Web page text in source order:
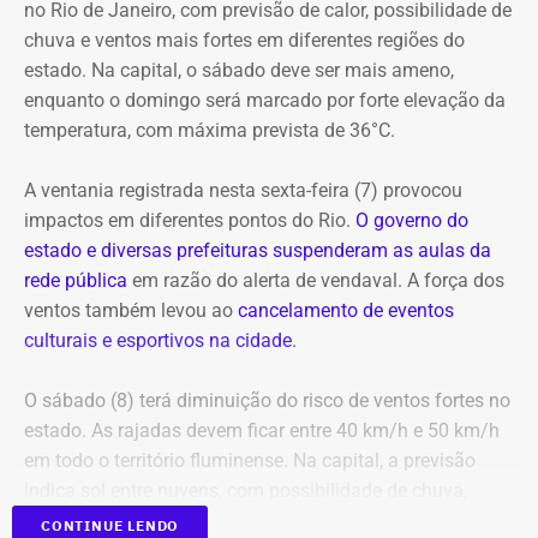
E com data retroativa: valendo a partir de 1º de janeiro.
Em outubro do mesmo ano, foi a vez de o próprio André
Marinho pedir para sair.
A exoneração, assinada no dia 23, encerrou a passagem
do rapaz pela Prefeitura do Rio.
no Rio de Janeiro, com previsão de calor, possibilidade de
chuva e ventos mais fortes em diferentes regiões do
estado. Na capital, o sábado deve ser mais ameno,
enquanto o domingo será marcado por forte elevação da
temperatura, com máxima prevista de 36°C.
A ventania registrada nesta sexta-feira (7) provocou
impactos em diferentes pontos do Rio. O governo do
estado e diversas prefeituras suspenderam as aulas da
rede pública em razão do alerta de vendaval. A força dos
ventos também levou ao cancelamento de eventos
culturais e esportivos na cidade.
O sábado (8) terá diminuição do risco de ventos fortes no
estado. As rajadas devem ficar entre 40 km/h e 50 km/h
em todo o território fluminense. Na capital, a previsão
temperaturas entre 20°C e 31°C e ventos fracos na maior
CONTINUE LENDO